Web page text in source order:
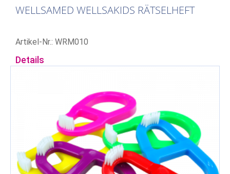
WELLSAMED WELLSAKIDS RÄTSELHEFT
Artikel-Nr.: WRM010
Details